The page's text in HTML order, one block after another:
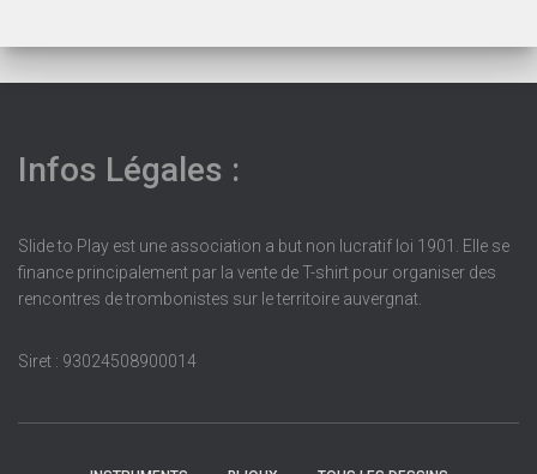
Infos Légales :
Slide to Play est une association a but non lucratif loi 1901. Elle se
finance principalement par la vente de T-shirt pour organiser des
rencontres de trombonistes sur le territoire auvergnat.
Siret : 93024508900014